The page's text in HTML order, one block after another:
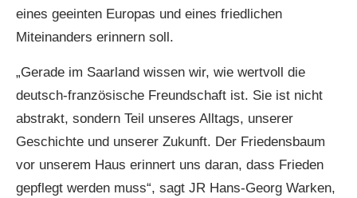
eines geeinten Europas und eines friedlichen
Miteinanders erinnern soll.
„Gerade im Saarland wissen wir, wie wertvoll die
deutsch-französische Freundschaft ist. Sie ist nicht
abstrakt, sondern Teil unseres Alltags, unserer
Geschichte und unserer Zukunft. Der Friedensbaum
vor unserem Haus erinnert uns daran, dass Frieden
gepflegt werden muss“, sagt JR Hans-Georg Warken,